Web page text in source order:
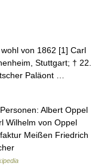
von 1862 [1] Carl
Stuttgart; † 22.
Paläont …
Albert Oppel
Wilhelm von Oppel
Meißen Friedrich